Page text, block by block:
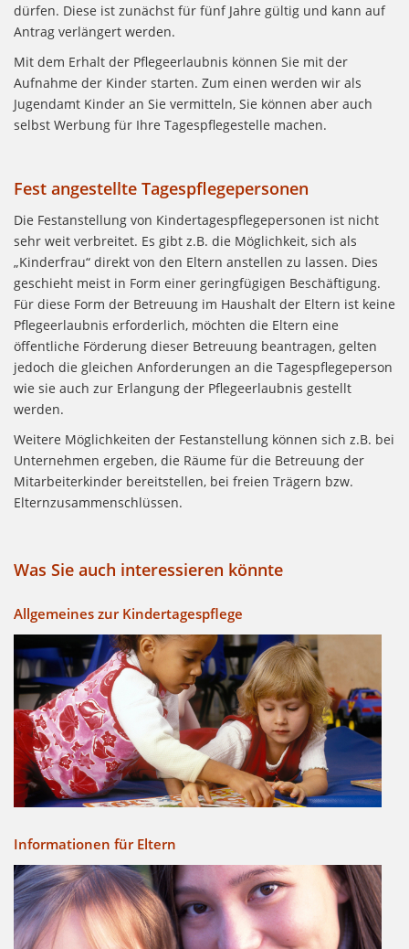
dürfen. Diese ist zunächst für fünf Jahre gültig und kann auf
Antrag verlängert werden.
Mit dem Erhalt der Pflegeerlaubnis können Sie mit der
Aufnahme der Kinder starten. Zum einen werden wir als
Jugendamt Kinder an Sie vermitteln, Sie können aber auch
selbst Werbung für Ihre Tagespflegestelle machen.
Fest angestellte Tagespflegepersonen
Die Festanstellung von Kindertagespflegepersonen ist nicht
sehr weit verbreitet. Es gibt z.B. die Möglichkeit, sich als
„Kinderfrau“ direkt von den Eltern anstellen zu lassen. Dies
geschieht meist in Form einer geringfügigen Beschäftigung.
Für diese Form der Betreuung im Haushalt der Eltern ist keine
Pflegeerlaubnis erforderlich, möchten die Eltern eine
öffentliche Förderung dieser Betreuung beantragen, gelten
jedoch die gleichen Anforderungen an die Tagespflegeperson
wie sie auch zur Erlangung der Pflegeerlaubnis gestellt
werden.
Weitere Möglichkeiten der Festanstellung können sich z.B. bei
Unternehmen ergeben, die Räume für die Betreuung der
Mitarbeiterkinder bereitstellen, bei freien Trägern bzw.
Elternzusammenschlüssen.
Was Sie auch interessieren könnte
Allgemeines zur Kindertagespflege
Informationen für Eltern